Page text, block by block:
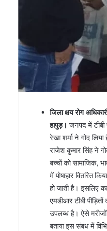
जिला क्षय रोग
हापुड़। जनपद में टीबी
रेखा शर्मा ने गोद
राजेश कुमार सिंह ने
बच्चों को सामाजिक,
में पोषाहार वितरित
हो जाती है। इसलिए
एमडीआर टीबी
उपलब्ध है। ऐसे मरीजों
बताया इस संबंध में